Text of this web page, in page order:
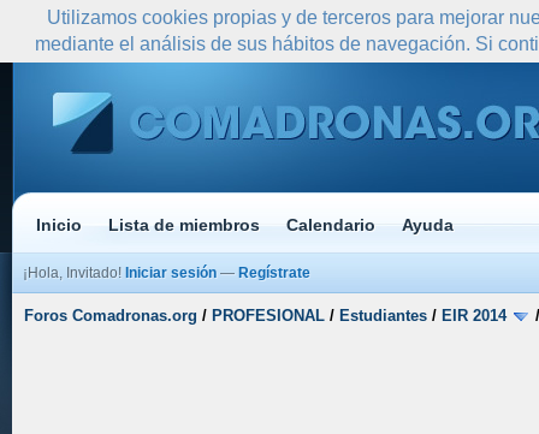
Inicio Lista de miembros Calendario Ayuda
¡Hola, Invitado! Iniciar sesión — Regístrate
Foros Comadronas.org / PROFESIONAL / Estudiantes / EIR 2014
Utilizamos cookies propias y de terceros para mejorar
mediante el análisis de sus hábitos de navegación. Si